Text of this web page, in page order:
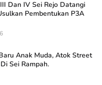
Dan IV Sei Rejo Datangi
Pembentukan P3A
Anak Muda, Atok Street
Sei Rampah.